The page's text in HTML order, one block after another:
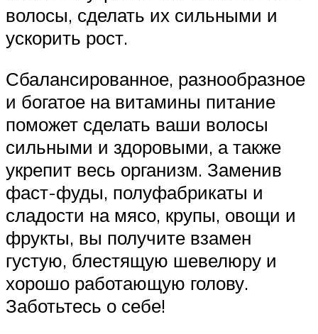
волосы, сделать их сильными и
ускорить рост.
Сбалансированное, разнообразное
и богатое на витамины питание
поможет сделать ваши волосы
сильными и здоровыми, а также
укрепит весь организм. Заменив
фаст-фуды, полуфабрикаты и
сладости на мясо, крупы, овощи и
фрукты, вы получите взамен
густую, блестящую шевелюру и
хорошо работающую голову.
Заботьтесь о себе!